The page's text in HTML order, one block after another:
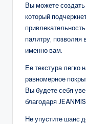
Вы можете
который
палитру, позволяя
именно вам.
Ее текстура легко
равномерное
Вы будете себя
благодаря
Не упустите шанс